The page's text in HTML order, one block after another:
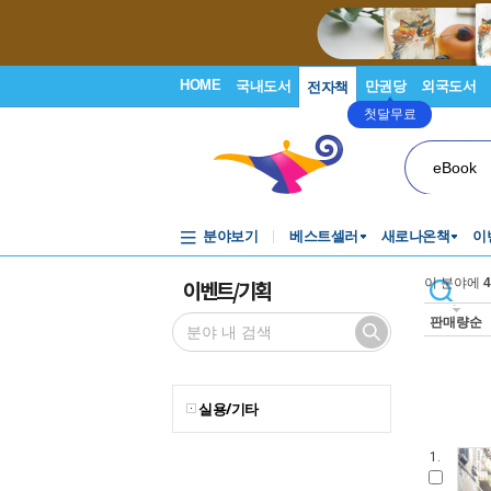
HOME 국내도서 전자책 만권당
첫달무료
외국도서
eBook
분야보기 베스트셀러 새로나온책 이
이벤트/기획
실용/기타
이 분야에
판매량순
1.